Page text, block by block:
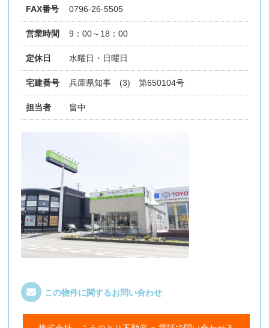
FAX番号 0796-26-5505
営業時間 9：00～18：00
定休日 水曜日・日曜日
宅建番号 兵庫県知事 (3) 第650104号
担当者 畠中
この物件に関するお問い合わせ